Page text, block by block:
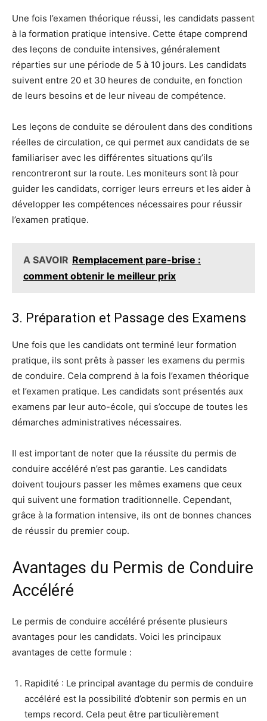
Une fois l’examen théorique réussi, les candidats passent
à la formation pratique intensive. Cette étape comprend
des leçons de conduite intensives, généralement
réparties sur une période de 5 à 10 jours. Les candidats
suivent entre 20 et 30 heures de conduite, en fonction
de leurs besoins et de leur niveau de compétence.
Les leçons de conduite se déroulent dans des conditions
réelles de circulation, ce qui permet aux candidats de se
familiariser avec les différentes situations qu’ils
rencontreront sur la route. Les moniteurs sont là pour
guider les candidats, corriger leurs erreurs et les aider à
développer les compétences nécessaires pour réussir
l’examen pratique.
A SAVOIR Remplacement pare-brise :
comment obtenir le meilleur prix
3. Préparation et Passage des Examens
Une fois que les candidats ont terminé leur formation
pratique, ils sont prêts à passer les examens du permis
de conduire. Cela comprend à la fois l’examen théorique
et l’examen pratique. Les candidats sont présentés aux
examens par leur auto-école, qui s’occupe de toutes les
démarches administratives nécessaires.
Il est important de noter que la réussite du permis de
conduire accéléré n’est pas garantie. Les candidats
doivent toujours passer les mêmes examens que ceux
qui suivent une formation traditionnelle. Cependant,
grâce à la formation intensive, ils ont de bonnes chances
de réussir du premier coup.
Avantages du Permis de Conduire
Accéléré
Le permis de conduire accéléré présente plusieurs
avantages pour les candidats. Voici les principaux
avantages de cette formule :
Rapidité : Le principal avantage du permis de conduire
accéléré est la possibilité d’obtenir son permis en un
temps record. Cela peut être particulièrement